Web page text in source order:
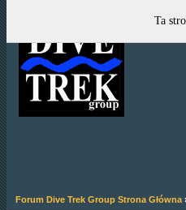
Forum Dive Trek Group Strona Główna
Ta